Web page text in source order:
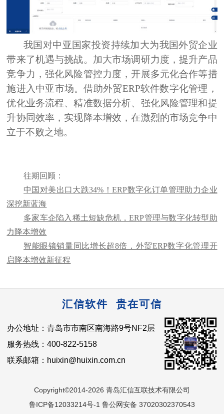
我国对中亚国家投资持续加大为我国外贸企业
带来了机遇与挑战。加大市场调研力度，提升产品
竞争力，强化风险管控力度，开展多元化合作等措
施进入中亚市场。借助外贸ERP软件数字化管理，
优化业务流程、精准数据分析、强化风险管理和提
升协同效率，实现降本增效，在激烈的市场竞争中
立于不败之地。
往期回顾：
中国对美出口大跌34%！ERP数字化订单管理助力企业
深挖新蓝海
多家车企陷入稀土短缺危机，ERP管理与数字化转型助
力降本增效
智能眼镜销量同比增长超8倍，外贸ERP数字化管理开
启降本增效新征程
汇信软件 贵在可信
办公地址：青岛市市南区南海路9号NF2层
服务热线：400-822-5158
联系邮箱：huixin@huixin.com.cn
Copyright©2014-2026 青岛汇信互联技术有限公司
鲁ICP备12033214号-1 鲁公网安备 37020302370543